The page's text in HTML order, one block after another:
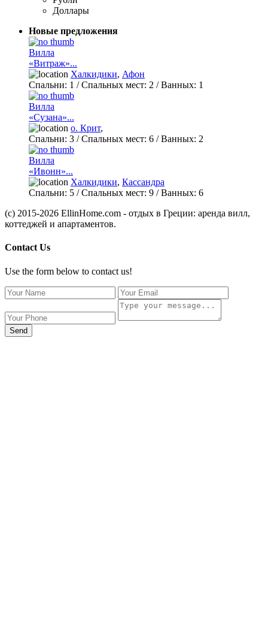
Доллары
Новые предложения
Вилла
«Витраж»...
Халкидики, Афон
Спальни: 1 / Спальных мест: 2 /Ванных: 1
Вилла
«Сузана»...
о. Крит,
Спальни: 3 / Спальных мест: 6 /Ванных: 2
Вилла
«Ивонн»...
Халкидики, Кассандра
Спальни: 5 / Спальных мест: 9 /Ванных: 6
(c) 2015-2026 EllinHome.com - отдых в Греции: аренда вилл,
коттеджей и апартаментов.
Contact Us
Use the form below to contact us!
Send